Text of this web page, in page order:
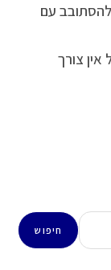
עם
צורך
חיפוש